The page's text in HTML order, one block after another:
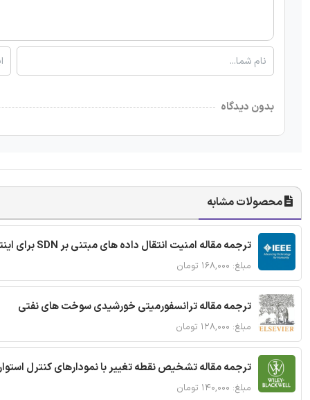
بدون دیدگاه
محصولات مشابه
ترجمه مقاله امنیت انتقال داده های مبتنی بر SDN برای اینترنت اشیا
مبلغ: ۱۶۸,۰۰۰ تومان
ترجمه مقاله ترانسفورمیتی خورشیدی سوخت های نفتی
مبلغ: ۱۲۸,۰۰۰ تومان
ترجمه مقاله تشخیص نقطه تغییر با نمودارهای کنترل
مبلغ: ۱۴۰,۰۰۰ تومان